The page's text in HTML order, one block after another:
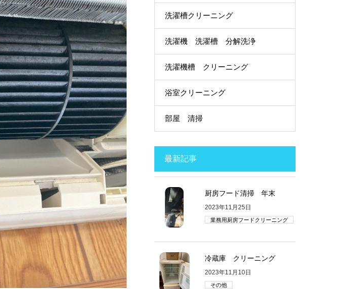
洗濯槽クリーニング
洗濯機 洗濯槽 分解洗浄
洗濯機槽 クリーニング
浴室クリーニング
部屋 清掃
最新記事
厨房フード清掃 年末
2023年11月25日
業務用厨房フードクリーニング
冷蔵庫 クリーニング
2023年11月10日
その他